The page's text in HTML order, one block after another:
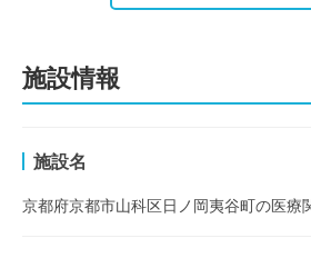
施設情報
施設名
京都府京都市山科区日ノ岡夷谷町の医療